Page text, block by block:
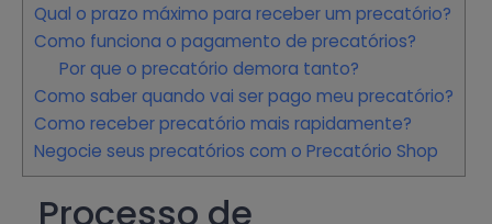
Qual o prazo máximo para receber um precatório?
Como funciona o pagamento de precatórios?
Por que o precatório demora tanto?
Como saber quando vai ser pago meu precatório?
Como receber precatório mais rapidamente?
Negocie seus precatórios com o Precatório Shop
Processo de